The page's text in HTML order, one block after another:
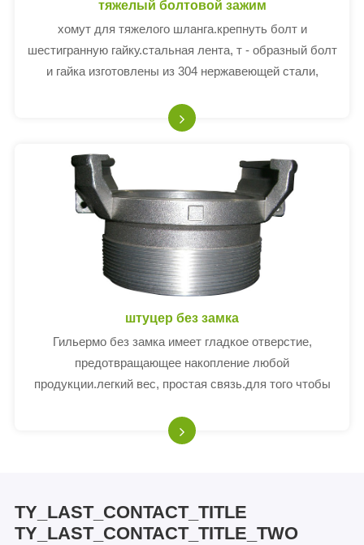
тяжелый болтовой зажим
хомут для тяжелого шланга.крепнуть болт и
шестигранную гайку.стальная лента, т - образный болт
и гайка изготовлены из 304 нержавеющей стали,
штуцер без замка
Гильермо без замка имеет гладкое отверстие,
предотвращающее накопление любой
продукции.легкий вес, простая связь.для того чтобы
наполовину установить замки.соответствует EN 14420
- 8.
TY_LAST_CONTACT_TITLE
TY_LAST_CONTACT_TITLE_TWO